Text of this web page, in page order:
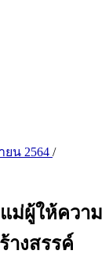
น 2564 /
ม่ผู้ให้ความ
างสรรค์